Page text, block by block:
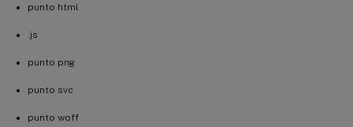
punto html
.js
punto png
punto svc
punto woff